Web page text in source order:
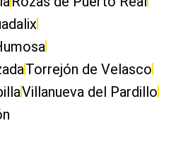
Torrejón de Velasco
Villanueva del Pardillo